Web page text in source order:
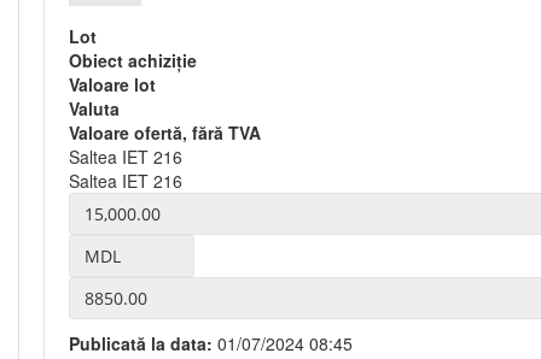
Lot
Obiect achiziție
Valoare lot
Valuta
Valoare ofertă, fără TVA
Saltea IET 216
Saltea IET 216
Publicată la data: 01/07/2024 08:45